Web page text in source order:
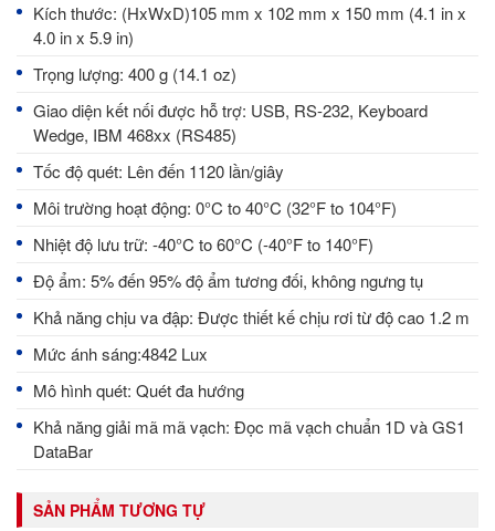
Kích thước: (HxWxD)105 mm x 102 mm x 150 mm (4.1 in x
4.0 in x 5.9 in)
Trọng lượng: 400 g (14.1 oz)
Giao diện kết nối được hỗ trợ: USB, RS-232, Keyboard
Wedge, IBM 468xx (RS485)
Tốc độ quét: Lên đến 1120 lần/giây
Môi trường hoạt động: 0°C to 40°C (32°F to 104°F)
Nhiệt độ lưu trữ: -40°C to 60°C (-40°F to 140°F)
Độ ẩm: 5% đến 95% độ ẩm tương đối, không ngưng tụ
Khả năng chịu va đập: Được thiết kế chịu rơi từ độ cao 1.2 m
Mức ánh sáng:4842 Lux
Mô hình quét: Quét đa hướng
Khả năng giải mã mã vạch: Đọc mã vạch chuẩn 1D và GS1
DataBar
SẢN PHẨM TƯƠNG TỰ